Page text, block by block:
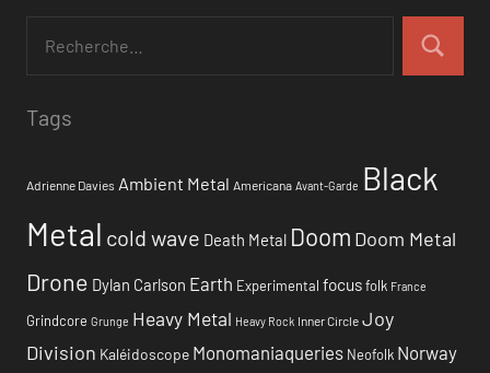
Tags
Adrienne Davies Ambient Metal Americana Avant-Garde Black
Metal cold wave Death Metal Doom Doom Metal
Drone Dylan Carlson Earth Experimental focusfolk France
Grindcore Grunge Heavy Metal Heavy Rock Inner Circle Joy
Division Kaléidoscope Monomaniaqueries Neofolk Norway